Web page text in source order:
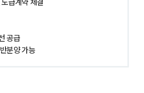
급계약 체결
공급
분양 가능